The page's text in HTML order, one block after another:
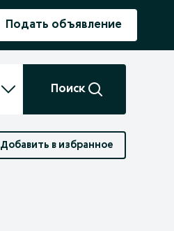
Подать объявление
Поиск
Добавить в избранное